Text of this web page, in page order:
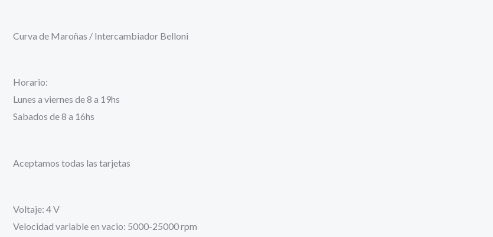
Curva de Maroñas / Intercambiador Belloni
Horario:
Lunes a viernes de 8 a 19hs
Sabados de 8 a 16hs
Aceptamos todas las tarjetas
Voltaje: 4 V
Velocidad variable en vacio: 5000-25000 rpm